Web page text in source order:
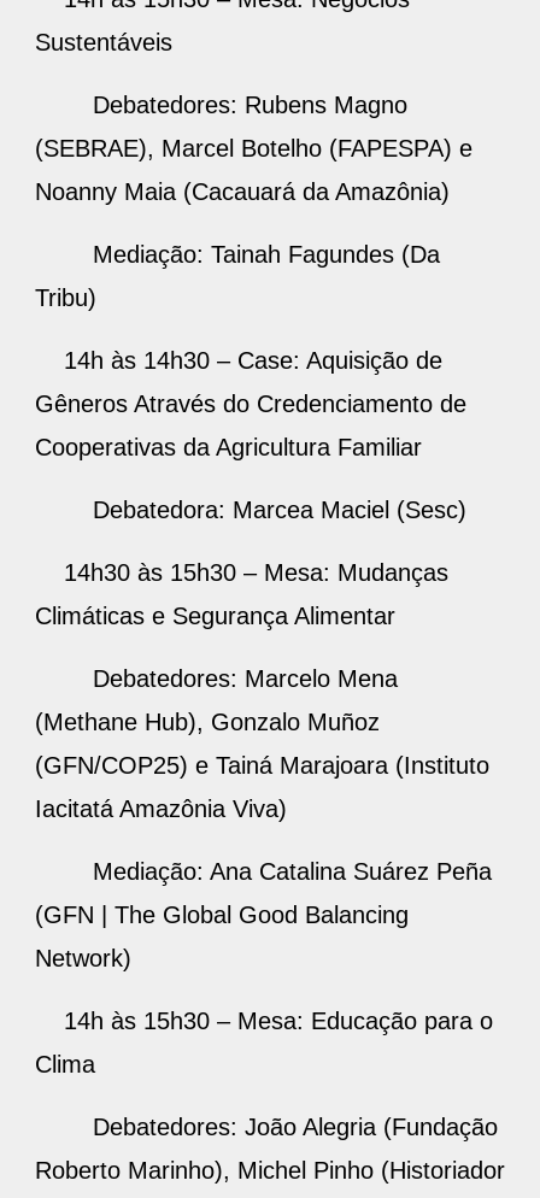
Sustentáveis
Debatedores: Rubens Magno
(SEBRAE), Marcel Botelho (FAPESPA) e
Noanny Maia (Cacauará da Amazônia)
Mediação: Tainah Fagundes (Da
Tribu)
14h às 14h30 – Case: Aquisição de
Gêneros Através do Credenciamento de
Cooperativas da Agricultura Familiar
Debatedora: Marcea Maciel (Sesc)
14h30 às 15h30 – Mesa: Mudanças
Climáticas e Segurança Alimentar
Debatedores: Marcelo Mena
(Methane Hub), Gonzalo Muñoz
(GFN/COP25) e Tainá Marajoara (Instituto
Iacitatá Amazônia Viva)
Mediação: Ana Catalina Suárez Peña
(GFN | The Global Good Balancing
Network)
14h às 15h30 – Mesa: Educação para o
Clima
Debatedores: João Alegria (Fundação
Roberto Marinho), Michel Pinho (Historiador